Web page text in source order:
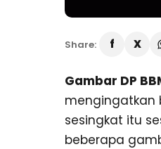
Share:
Gambar DP
mengingatkan
sesingkat itu
beberapa